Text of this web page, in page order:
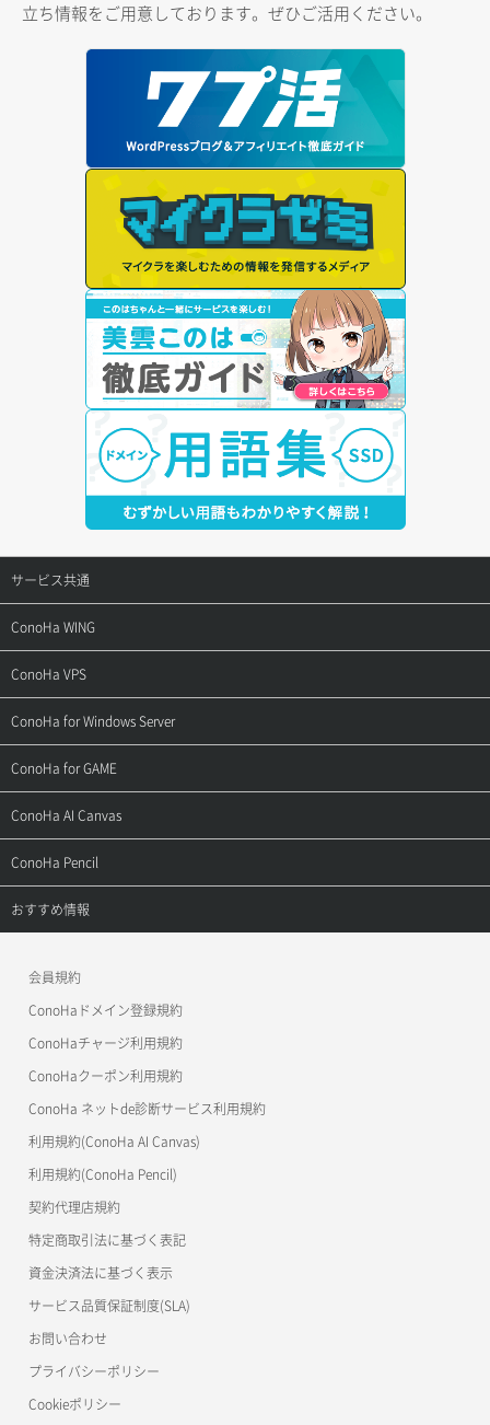
立ち情報をご用意しております。ぜひご活用ください。
サービス共通
サポートトップ
ご契約・お支払い
用語集
お問い合わせ
ConoHa WING
サポートトップ
ご利用ガイド
お乗り換えガイド
よくある質問
ConoHa VPS
サポートトップ
ご利用ガイド
APIドキュメントVPS2.0
APIドキュメントVPS3.0
ConoHa for Windows Server
サポートトップ
ご利用ガイド
APIドキュメントVPS2.0
APIドキュメントVPS3.0
ConoHa for GAME
サポートトップ
ご利用ガイド
ConoHa AI Canvas
サポートトップ
ご利用ガイド
ConoHa Pencil
サポートトップ
おすすめ情報
美雲このは徹底ガイド
会員規約
ConoHaドメイン登録規約
ConoHaチャージ利用規約
ConoHaクーポン利用規約
ConoHa ネットde診断サービス利用規約
利用規約(ConoHa AI Canvas)
利用規約(ConoHa Pencil)
契約代理店規約
特定商取引法に基づく表記
資金決済法に基づく表示
サービス品質保証制度(SLA)
お問い合わせ
プライバシーポリシー
Cookieポリシー